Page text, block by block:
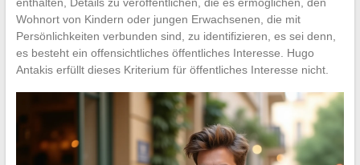
Wohnort von Kindern oder jungen Erwachsenen, die mit
Persönlichkeiten verbunden sind, zu identifizieren, es sei denn,
es besteht ein offensichtliches öffentliches Interesse. Hugo
Antakis erfüllt dieses Kriterium für öffentliches Interesse nicht.